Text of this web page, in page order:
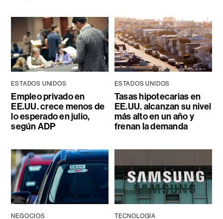
ESTADOS UNIDOS
Empleo privado en
EE.UU. crece menos de
lo esperado en julio,
según ADP
ESTADOS UNIDOS
Tasas hipotecarias en
EE.UU. alcanzan su nivel
más alto en un año y
frenan la demanda
NEGOCIOS TECNOLOGÍA